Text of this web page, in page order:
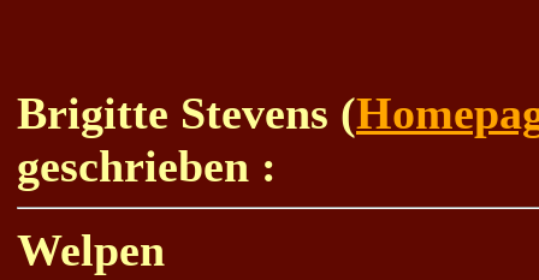
Brigitte Stevens (
geschrieben :
Welpen